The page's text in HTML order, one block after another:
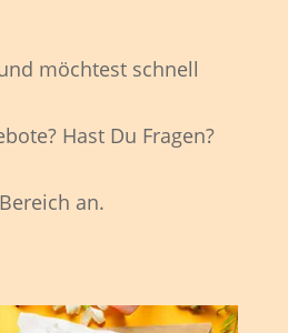
möchtest schnell
Hast Du Fragen?
an.